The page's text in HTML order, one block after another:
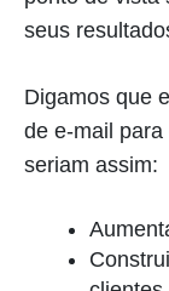
seus
Digamos que
de e-mail
seriam assim: